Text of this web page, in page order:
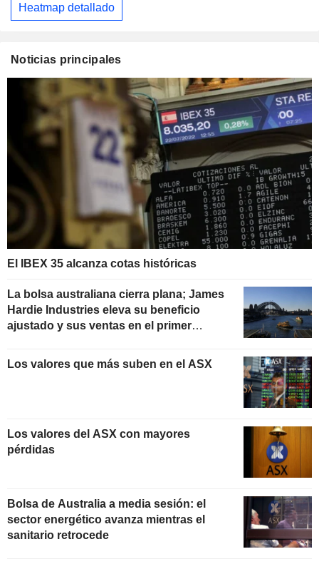
Heatmap detallado
Noticias principales
El IBEX 35 alcanza cotas históricas
La bolsa australiana cierra plana; James
Hardie Industries eleva su beneficio
ajustado y sus ventas en el primer
Los valores que más suben en el ASX
Los valores del ASX con mayores
pérdidas
Bolsa de Australia a media sesión: el
sector energético avanza mientras el
sanitario retrocede